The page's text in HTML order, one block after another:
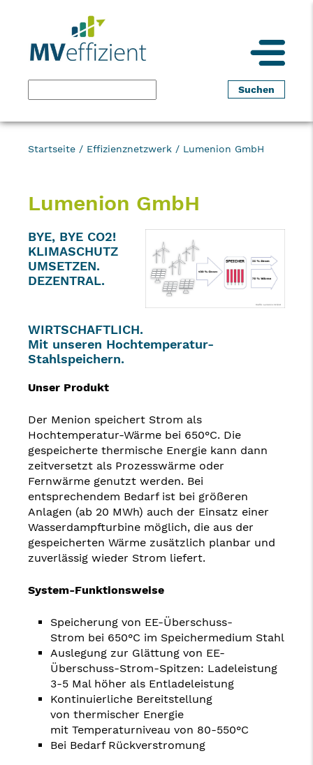
Startseite / Effizienznetzwerk / Lumenion GmbH
Lumenion GmbH
BYE, BYE CO2!
KLIMASCHUTZ
UMSETZEN.
DEZENTRAL.
WIRTSCHAFTLICH.
Mit unseren Hochtemperatur-
Stahlspeichern.
Unser Produkt
Der Menion speichert Strom als
Hochtemperatur-Wärme bei 650°C. Die
gespeicherte thermische Energie kann dann
zeitversetzt als Prozesswärme oder
Fernwärme genutzt werden. Bei
entsprechendem Bedarf ist bei größeren
Anlagen (ab 20 MWh) auch der Einsatz einer
Wasserdampfturbine möglich, die aus der
gespeicherten Wärme zusätzlich planbar und
zuverlässig wieder Strom liefert.
System-Funktionsweise
Speicherung von EE-Überschuss-
Strom bei 650°C im Speichermedium Stahl
Auslegung zur Glättung von EE-
Überschuss-Strom-Spitzen: Ladeleistung
3-5 Mal höher als Entladeleistung
Kontinuierliche Bereitstellung
von thermischer Energie
mit Temperaturniveau von 80-550°C
Bei Bedarf Rückverstromung